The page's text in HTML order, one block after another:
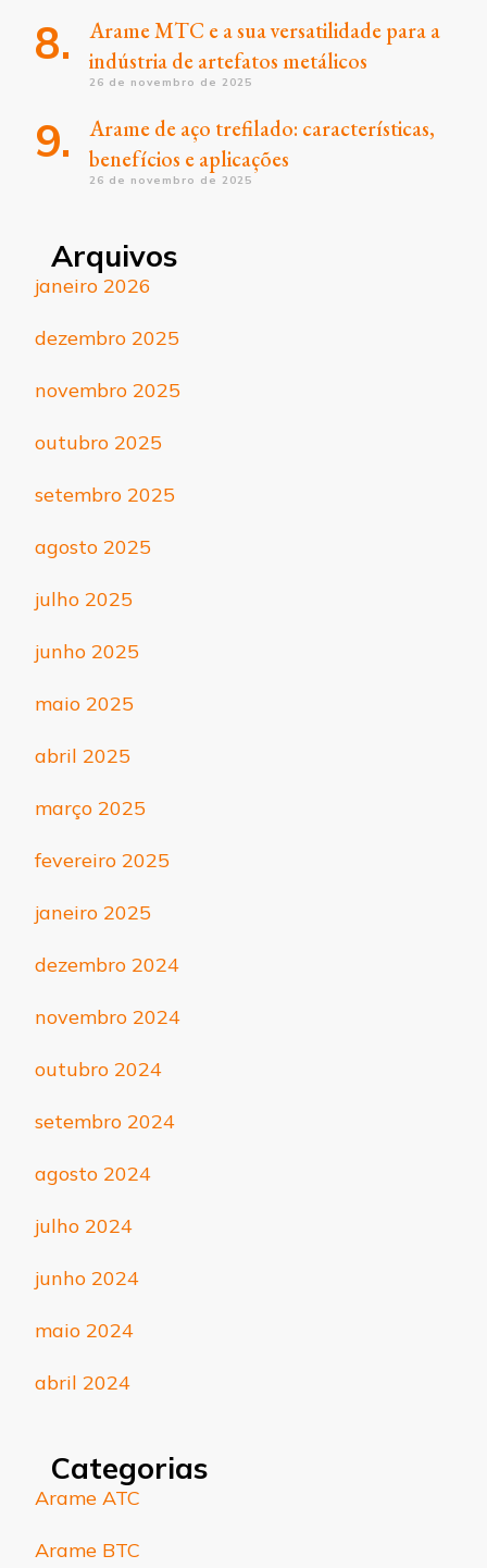
Arame MTC e a sua versatilidade para a
indústria de artefatos metálicos
26 de novembro de 2025
Arame de aço trefilado: características,
benefícios e aplicações
26 de novembro de 2025
Arquivos
janeiro 2026
dezembro 2025
novembro 2025
outubro 2025
setembro 2025
agosto 2025
julho 2025
junho 2025
maio 2025
abril 2025
março 2025
fevereiro 2025
janeiro 2025
dezembro 2024
novembro 2024
outubro 2024
setembro 2024
agosto 2024
julho 2024
junho 2024
maio 2024
abril 2024
Categorias
Arame ATC
Arame BTC